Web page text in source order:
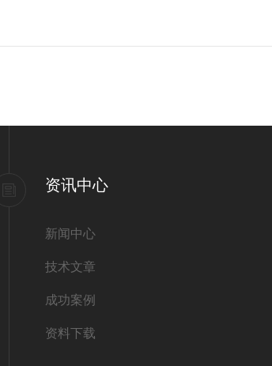
资讯中心
新闻中心
技术文章
成功案例
资料下载